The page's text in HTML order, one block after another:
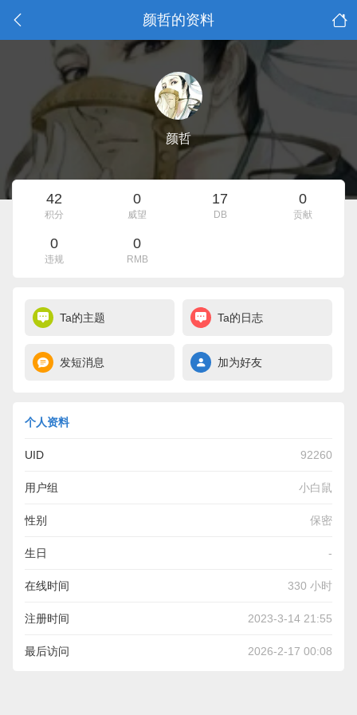
颜哲的资料
颜哲
42
积分
0
威望
17
DB
0
贡献
0
违规
0
RMB
Ta的主题 Ta的日志
发短消息 加为好友
个人资料
UID 92260
用户组 小白鼠
性别 保密
生日 -
在线时间 330 小时
注册时间 2023-3-14 21:55
最后访问 2026-2-17 00:08